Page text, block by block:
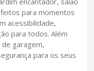
para momentos
acessibilidade,
para todos. Além
garagem,
para os seus